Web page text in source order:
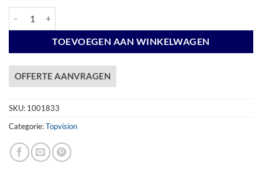
TOEVOEGEN AAN WINKELWAGEN
OFFERTE AANVRAGEN
SKU: 1001833
Categorie:Topvision